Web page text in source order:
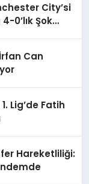
City’si
0’lık Şok
İrfan Can
Lig’de Fatih
Hareketliliği: